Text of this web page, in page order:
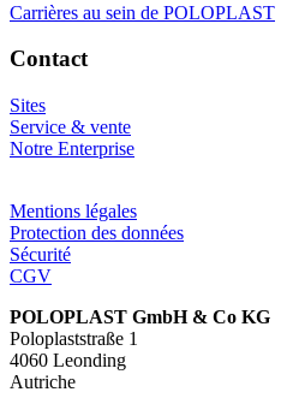
Carrières au sein de POLOPLAST
Contact
Sites
Service & vente
Notre Enterprise
Mentions légales
Protection des données
Sécurité
CGV
POLOPLAST GmbH & Co KG
Poloplaststraße 1
4060 Leonding
Autriche